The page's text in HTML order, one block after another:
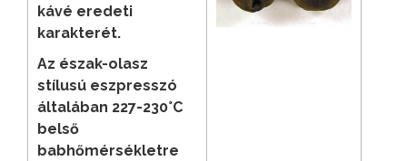
kávé eredeti
karakterét.
Az észak-olasz
stílusú eszpresszó
általában 227-230°C
belső
babhőmérsékletre